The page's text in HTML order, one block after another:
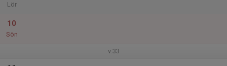
Lör
10
Sön
v.33